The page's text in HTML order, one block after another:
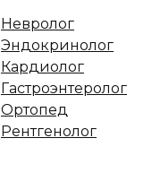
Невролог
Эндокринолог
Кардиолог
Гастроэнтеролог
Ортопед
Рентгенолог